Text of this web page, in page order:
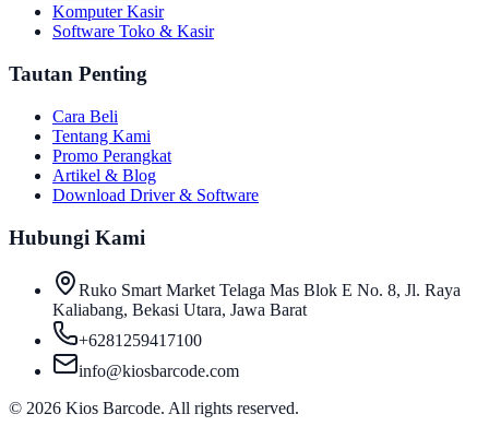
Komputer Kasir
Software Toko & Kasir
Tautan Penting
Cara Beli
Tentang Kami
Promo Perangkat
Artikel & Blog
Download Driver & Software
Hubungi Kami
Ruko Smart Market Telaga Mas Blok E No. 8, Jl. Raya
Kaliabang, Bekasi Utara, Jawa Barat
+6281259417100
info@kiosbarcode.com
© 2026 Kios Barcode. All rights reserved.